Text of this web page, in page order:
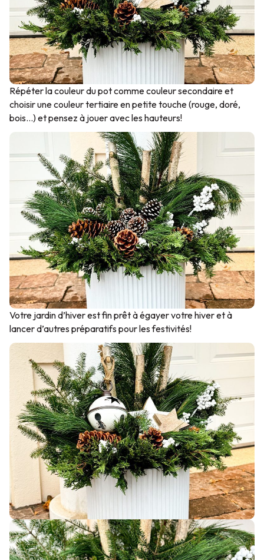
Répéter la couleur du pot comme couleur secondaire et
choisir une couleur tertiaire en petite touche (rouge, doré,
bois…) et pensez à jouer avec les hauteurs!
Votre jardin d’hiver est fin prêt à égayer votre hiver et à
lancer d’autres préparatifs pour les festivités!